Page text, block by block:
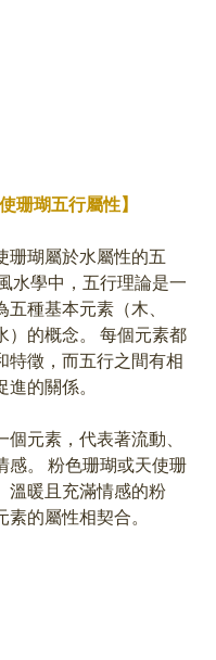
珊瑚五行屬性】
珊瑚屬於水屬性的五
水學中，五行理論是一
種基本元素（木、
）的概念。 每個元素都
特徵，而五行之間有相
的關係。
元素，代表著流動、
感。 粉色珊瑚或天使珊
溫暖且充滿情感的粉
的屬性相契合。